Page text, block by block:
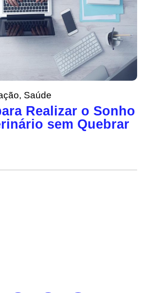
, Saúde
Realizar o Sonho
sem Quebrar